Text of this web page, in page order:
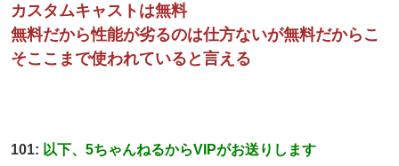
カスタムキャストは無料
無料だから性能が劣るのは仕方ないが無料だからこ
そここまで使われていると言える
101: 以下、5ちゃんねるからVIPがお送りします